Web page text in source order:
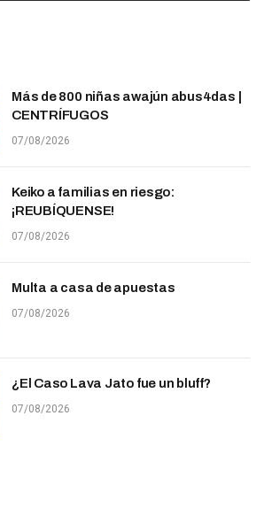
Más de 800 niñas awajún abus4das |
CENTRÍFUGOS
07/08/2026
Keiko a familias en riesgo:
¡REUBÍQUENSE!
07/08/2026
Multa a casa de apuestas
07/08/2026
¿El Caso Lava Jato fue un bluff?
07/08/2026